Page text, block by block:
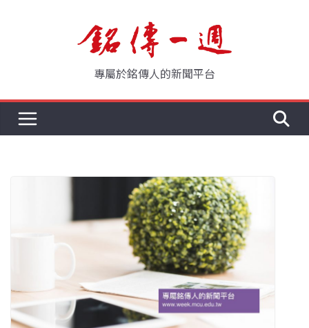
專屬於銘傳人的新聞平台